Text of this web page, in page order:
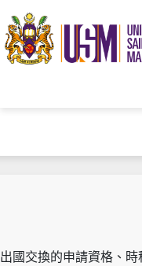
出國交換的申請資格、